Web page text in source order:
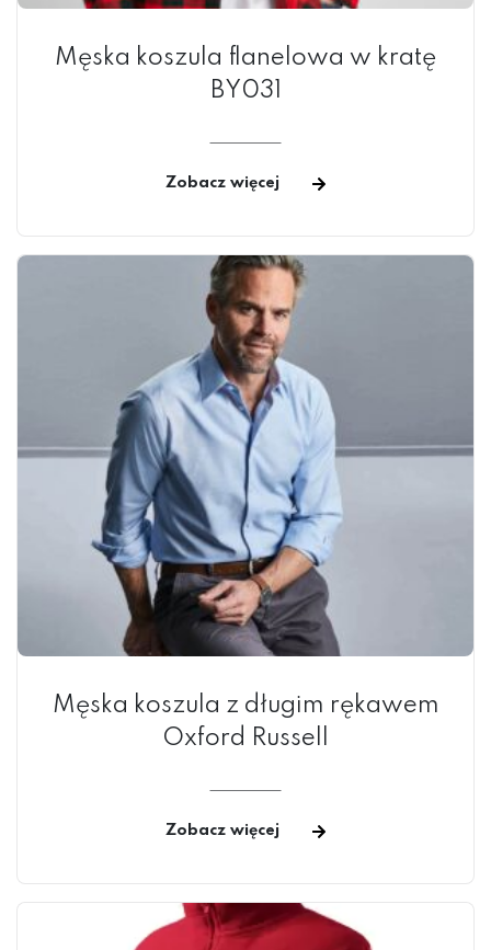
Męska koszula flanelowa w kratę
BY031
Zobacz więcej
Męska koszula z długim rękawem
Oxford Russell
Zobacz więcej